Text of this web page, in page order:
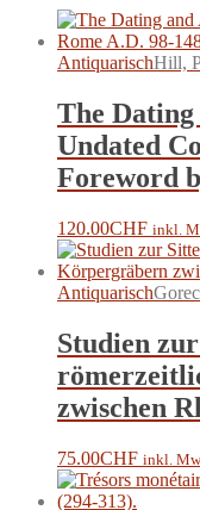
AntiquarischHill,
The
Undated
Foreword
120.00CHF inkl.
Antiquarisch
Studien
zwischen
75.00CHF inkl.